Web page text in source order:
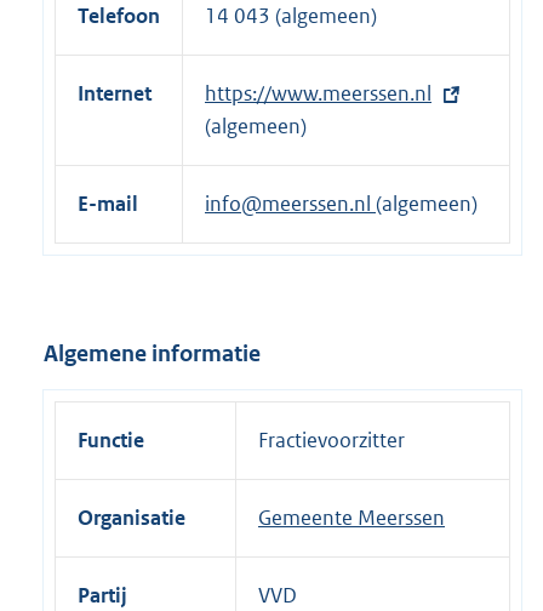
Telefoon 14 043 (algemeen)
Internet
E
x
t
e
n
i
n
https://www.meerssen.nl
(algemeen)
E-mail info@meerssen.nl (algemeen)
Algemene informatie
Functie Fractievoorzitter
Organisatie Gemeente Meerssen
Partij VVD